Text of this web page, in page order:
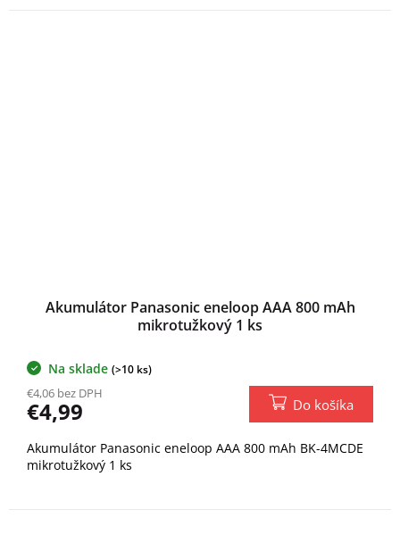
Akumulátor Panasonic eneloop AAA 800 mAh
mikrotužkový 1 ks
Na sklade (>10 ks)
€4,06 bez DPH
€4,99 Do košíka
Akumulátor Panasonic eneloop AAA 800 mAh BK-4MCDE
mikrotužkový 1 ks